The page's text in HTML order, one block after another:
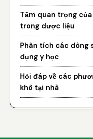
Tầm quan trọng
trong dược liệu
Phân tích các dòng
dụng y học
Hỏi đáp về các
khô tại nhà